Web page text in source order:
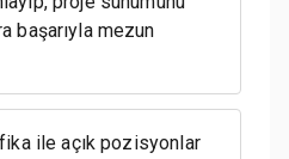
başarıyla mezun
ile açık pozisyonlar